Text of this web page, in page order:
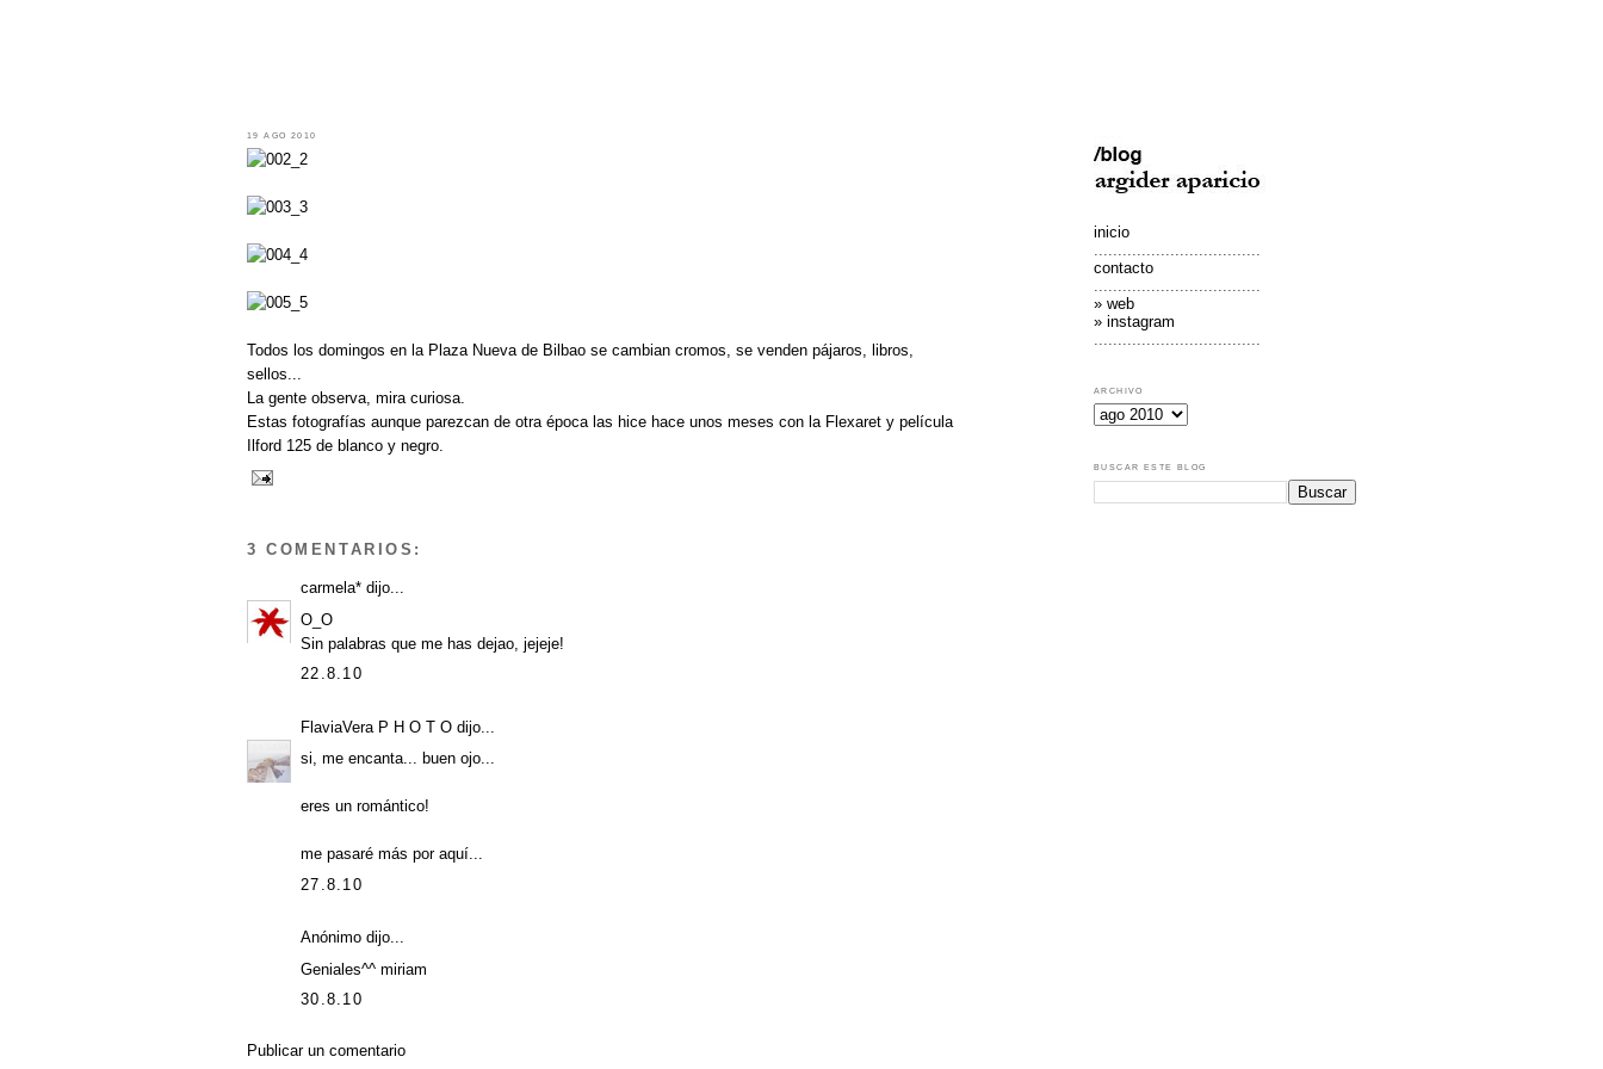
19 AGO 2010
Todos los domingos en la Plaza Nueva de Bilbao se cambian cromos, se venden pájaros, libros,
sellos...
La gente observa, mira curiosa.
Estas fotografías aunque parezcan de otra época las hice hace unos meses con la Flexaret y película
Ilford 125 de blanco y negro.
3 COMENTARIOS:
carmela* dijo...
O_O
Sin palabras que me has dejao, jejeje!
22.8.10
FlaviaVera P H O T O dijo...
si, me encanta... buen ojo...
eres un romántico!
me pasaré más por aquí...
27.8.10
Anónimo dijo...
Geniales^^ miriam
30.8.10
Publicar un comentario
inicio
...................................
contacto
...................................
» web
» instagram
...................................
ARCHIVO
BUSCAR ESTE BLOG